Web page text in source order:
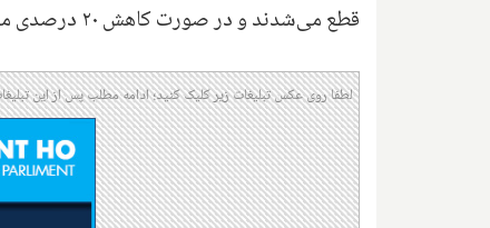
قطع می‌شدند و در صورت کاهش ۲۰ درصدی معاملات سطح ۳ برای بقیه روز متوقف می‌شد
لطفا روی عکس تبلیغات زیر کلیک کنید؛ ادامه مطلب پس از این